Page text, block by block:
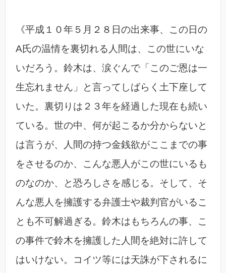
《平成１０年５月２８日の出来事、この日の
A氏の温情を裏切れる人間は、この世にいな
いだろう。鈴木は、涙ぐんで「このご恩は一
生忘れません」と言ってしばらく土下座して
いた。裏切りは２３年を経過した現在も続い
ている。世の中、何が起こるか分からないと
は言うが、人間の持つ金銭欲がここまでの事
をさせるのか、こんな悪人がこの世にいるも
のなのか、と恐ろしさを感じる。そして、そ
んな悪人を擁護する弁護士や裁判官がいるこ
とも不可解過ぎる。鈴木はもちろんの事、こ
の事件で鈴木を擁護した人間を絶対に許して
はいけない。コイツ等には天誅が下されるに